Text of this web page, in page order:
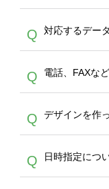
A
生産に
デザイ
30枚
は、
やタン
作す
サー
す。
Q 対応するデー
A
ドでき
PDF
写真
い画
らの直
し、デ
い）
Q 電話、FAXな
A
文のみ
作をお
スをご
でご注
Q デザインを作
A
を作っ
30個
Q 日時指定につ